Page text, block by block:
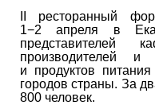
II ресторанный
1−2 апреля в
представителей
производителей и
и продуктов
городов страны. За
800 человек.